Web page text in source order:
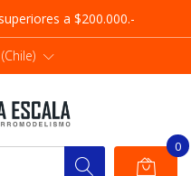
a $200.000.-
0